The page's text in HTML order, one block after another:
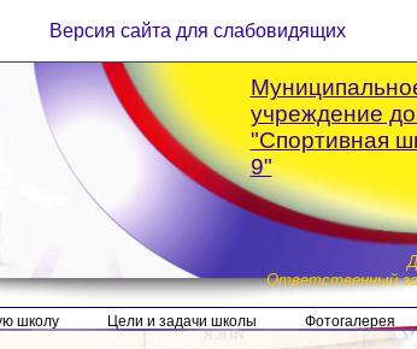
Версия сайта для слабовидящих
учреждение
"Спортивная
9"
Ответственный за
школу Цели и задачи школы Фотогалерея